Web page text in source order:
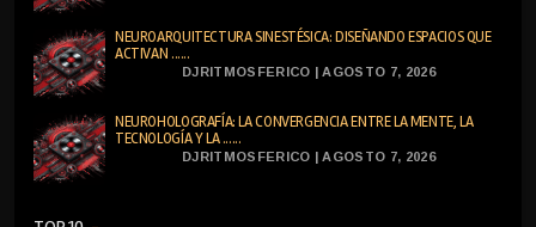
NEUROARQUITECTURA SINESTÉSICA: DISEÑANDO ESPACIOS QUE
ACTIVAN ......
DJRITMOSFERICO | AGOSTO 7, 2026
NEUROHOLOGRAFÍA: LA CONVERGENCIA ENTRE LA MENTE, LA
TECNOLOGÍA Y LA ......
DJRITMOSFERICO | AGOSTO 7, 2026